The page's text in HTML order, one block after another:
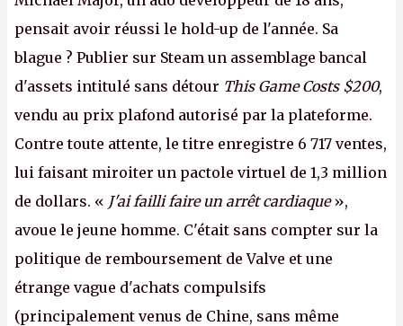
pensait avoir réussi le hold-up de l'année. Sa
blague ? Publier sur Steam un assemblage bancal
d'assets intitulé sans détour This Game Costs $200,
vendu au prix plafond autorisé par la plateforme.
Contre toute attente, le titre enregistre 6 717 ventes,
lui faisant miroiter un pactole virtuel de 1,3 million
de dollars. « J'ai failli faire un arrêt cardiaque»,
avoue le jeune homme. C'était sans compter sur la
politique de remboursement de Valve et une
étrange vague d'achats compulsifs
(principalement venus de Chine, sans même